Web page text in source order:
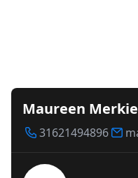
Maureen
31621494896